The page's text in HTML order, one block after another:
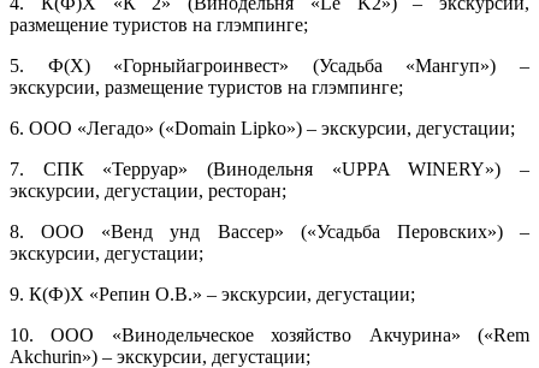
размещение туристов на глэмпинге;
5. Ф(Х) «Горныйагроинвест» (Усадьба «Мангуп») –
экскурсии, размещение туристов на глэмпинге;
6. ООО «Легадо» («Domain Lipko») – экскурсии, дегустации;
7. СПК «Терруар» (Винодельня «UPPA WINERY») –
экскурсии, дегустации, ресторан;
8. ООО «Венд унд Вассер» («Усадьба Перовских») –
экскурсии, дегустации;
9. К(Ф)Х «Репин О.В.» – экскурсии, дегустации;
10. ООО «Винодельческое хозяйство Акчурина» («Rem
Akchurin») – экскурсии, дегустации;